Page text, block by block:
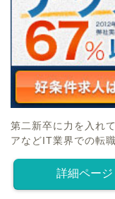
第二新卒に力を入れ
アなどIT業界での転
詳細ページ